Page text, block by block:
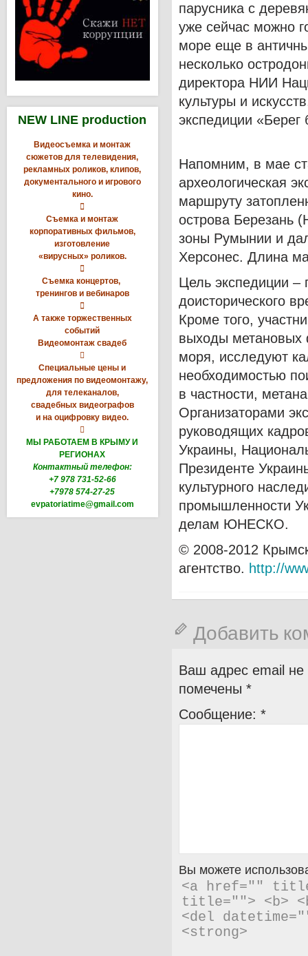
NEW LINE production
Видеосъемка и монтаж
сюжетов для телевидения,
рекламных роликов, клипов,
документального и игрового
кино.

Съемка и монтаж
корпоративных фильмов,
изготовление
«вирусных» роликов.

Съемка концертов,
тренингов и вебинаров

А также торжественных
событий
Видеомонтаж свадеб

Специальные цены и
предложения по видеомонтажу,
для телеканалов,
свадебных видеографов
и на оцифровку видео.

МЫ РАБОТАЕМ В КРЫМУ И
РЕГИОНАХ
Контактный телефон:
+7 978 731-52-66
+7978 574-27-25
evpatoriatime@gmail.com
парусника с
уже сейчас можно
море еще в
несколько
директора НИИ
культуры и
экспедиции «Берег
Напомним, в мае
археологическая
маршруту
острова Березань
зоны Румынии и
Херсонес. Длина
Цель экспедиции –
доисторического
Кроме того,
выходы метановых
моря, исследуют
необходимостью
в частности,
Организаторами
руководящих
Украины,
Президенте
культурного
промышленности
делам ЮНЕСКО.
© 2008-2012
агентство. http://
Добавить
Ваш адрес email не
помечены *
Сообщение: *
Вы можете
<a href=""
title=""> <b>
<del
<strong>